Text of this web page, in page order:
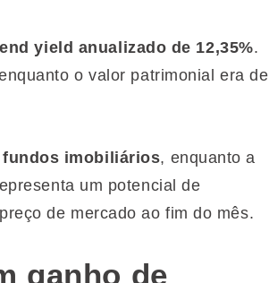
yield anualizado de 12,35%.
o valor patrimonial era de
fundos imobiliários, enquanto a
um potencial de
de mercado ao fim do mês.
ganho de